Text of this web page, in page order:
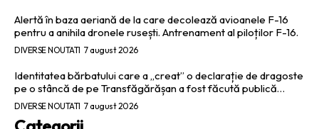
Alertă în baza aeriană de la care decolează avioanele F-16
pentru a anihila dronele rusești. Antrenament al piloților F-16.
DIVERSE NOUTATI 7 august 2026
Identitatea bărbatului care a „creat” o declarație de dragoste
pe o stâncă de pe Transfăgărășan a fost făcută publică…
DIVERSE NOUTATI 7 august 2026